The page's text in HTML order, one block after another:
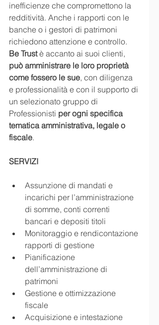
inefficienze che compromettono la
redditività. Anche i rapporti con le
banche o i gestori di patrimoni
richiedono attenzione e controllo.
Be Trust è accanto ai suoi clienti,
può amministrare le loro proprietà
come fossero le sue, con diligenza
e professionalità e con il supporto di
un selezionato gruppo di
Professionisti per ogni specifica
tematica amministrativa, legale o
fiscale.
SERVIZI
Assunzione di mandati e
incarichi per l’amministrazione
di somme, conti correnti
bancari e depositi titoli
Monitoraggio e rendicontazione
rapporti di gestione
Pianificazione
dell’amministrazione di
patrimoni
Gestione e ottimizzazione
fiscale
Acquisizione e intestazione